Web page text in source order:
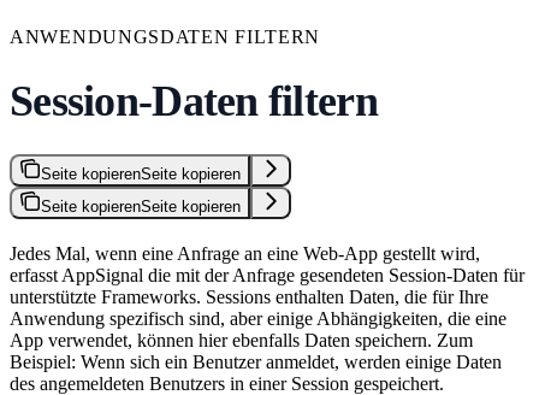
ANWENDUNGSDATEN FILTERN
Session-Daten filtern
Seite kopierenSeite kopieren
Seite kopierenSeite kopieren
Jedes Mal, wenn eine Anfrage an eine Web-App gestellt wird,
erfasst AppSignal die mit der Anfrage gesendeten Session-Daten für
unterstützte Frameworks. Sessions enthalten Daten, die für Ihre
Anwendung spezifisch sind, aber einige Abhängigkeiten, die eine
App verwendet, können hier ebenfalls Daten speichern. Zum
Beispiel: Wenn sich ein Benutzer anmeldet, werden einige Daten
des angemeldeten Benutzers in einer Session gespeichert.